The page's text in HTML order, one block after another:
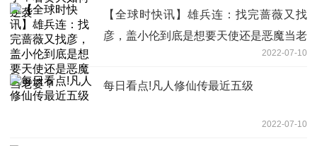
【全球时快讯】雄兵连：找完蔷薇又找
彦，盖小伦到底是想要天使还是恶魔当老
2022-07-10
每日看点!凡人修仙传最近五级
2022-07-10